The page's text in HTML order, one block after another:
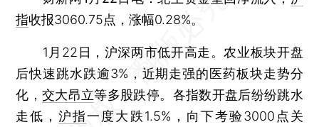
指收报3060.75点，涨幅0.28%。
1月22日，沪深两市低开高走。农业板块开盘
后快速跳水跌逾3%，近期走强的医药板块走势分
化，交大昂立等多股跌停。各指数开盘后纷纷跳水
走低，沪指一度大跌1.5%，向下考验3000点关